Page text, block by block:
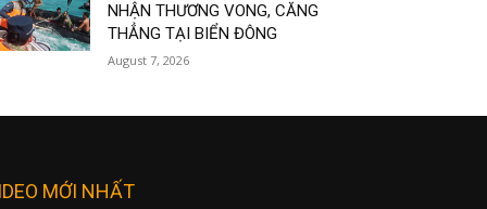
NHẬN THƯƠNG VONG, CĂNG
THẲNG TẠI BIỂN ĐÔNG
August 7, 2026
MỚI NHẤT